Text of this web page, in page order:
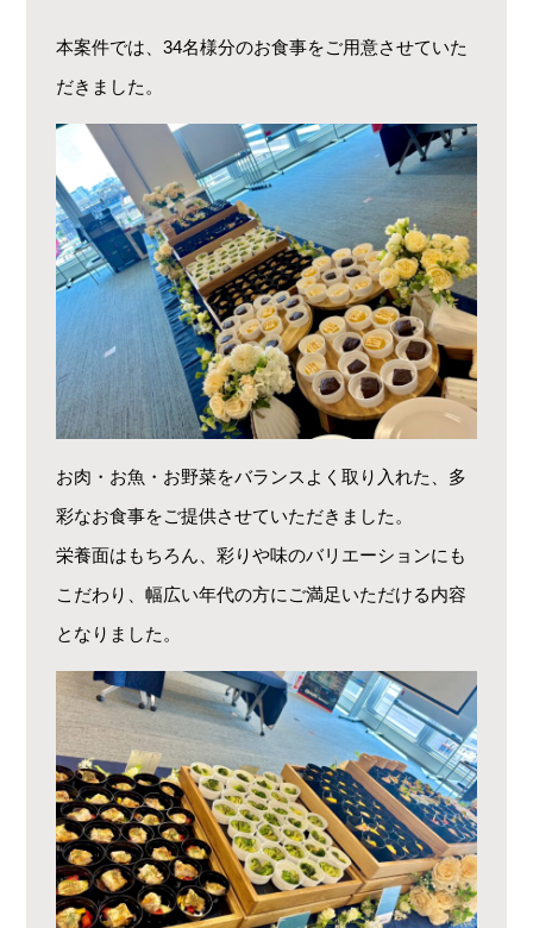
本案件では、34名様分のお食事をご用意させていた
だきました。
お肉・お魚・お野菜をバランスよく取り入れた、多
彩なお食事をご提供させていただきました。
栄養面はもちろん、彩りや味のバリエーションにも
こだわり、幅広い年代の方にご満足いただける内容
となりました。